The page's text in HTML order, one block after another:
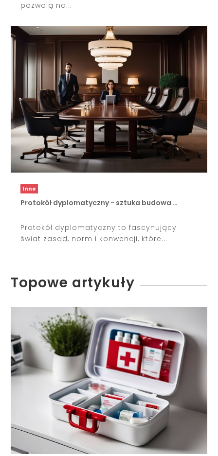
pozwolą na...
Inne
Protokół dyplomatyczny - sztuka budowa …
Protokół dyplomatyczny to fascynujący
świat zasad, norm i konwencji, które...
Topowe artykuły